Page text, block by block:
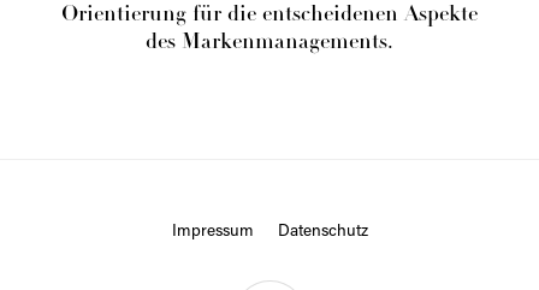
Orientierung für die entscheidenen Aspekte
des Markenmanagements.
Impressum Datenschutz